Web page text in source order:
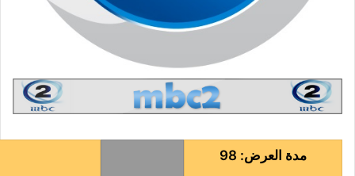
مدة العرض: 98